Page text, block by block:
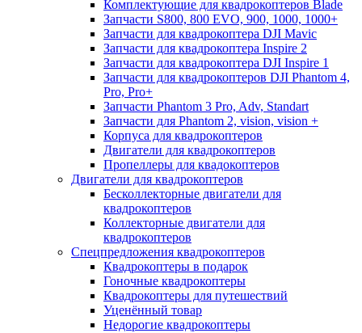
Комплектующие для квадрокоптеров Blade
Запчасти S800, 800 EVO, 900, 1000, 1000+
Запчасти для квадрокоптера DJI Mavic
Запчасти для квадрокоптера Inspire 2
Запчасти для квадрокоптера DJI Inspire 1
Запчасти для квадрокоптеров DJI Phantom 4,
Pro, Pro+
Запчасти Phantom 3 Pro, Adv, Standart
Запчасти для Phantom 2, vision, vision +
Корпуса для квадрокоптеров
Двигатели для квадрокоптеров
Пропеллеры для квадокоптеров
Двигатели для квадрокоптеров
Бесколлекторные двигатели для
квадрокоптеров
Коллекторные двигатели для
квадрокоптеров
Спецпредложения квадрокоптеров
Квадрокоптеры в подарок
Гоночные квадрокоптеры
Квадрокоптеры для путешествий
Уценённый товар
Недорогие квадрокоптеры